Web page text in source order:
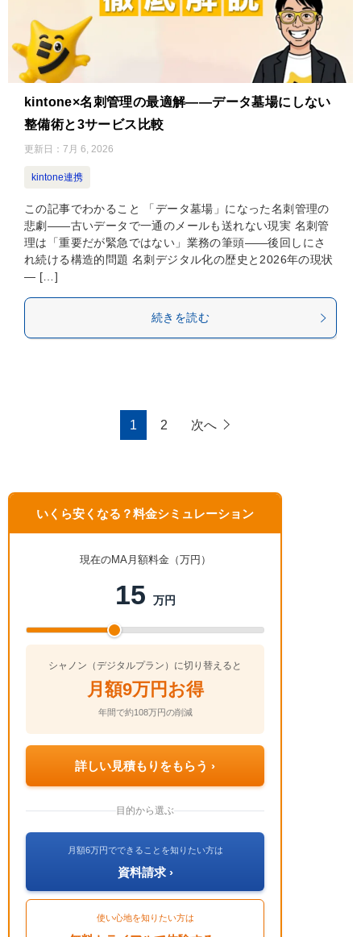
kintone×名刺管理の最適解——データ墓場にしない
整備術と3サービス比較
更新日： 7月 6, 2026
kintone連携
この記事でわかること 「データ墓場」になった名刺管理の
悲劇——古いデータで一通のメールも送れない現実 名刺管
理は「重要だが緊急ではない」業務の筆頭——後回しにさ
れ続ける構造的問題 名刺デジタル化の歴史と2026年の現状
— […]
続きを読む
1 2 次へ
いくら安くなる？料金シミュレーション
現在のMA月額料金（万円）
15 万円
シャノン（デジタルプラン）に切り替えると
月額9万円お得
年間で約108万円の削減
詳しい見積もりをもらう ›
目的から選ぶ
月額6万円でできることを知りたい方は
資料請求 ›
使い心地を知りたい方は